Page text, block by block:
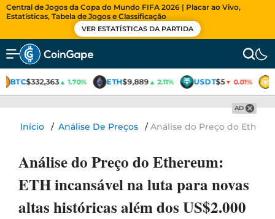
Central de Jogos da Copa do Mundo FIFA 2026 | Placar ao Vivo,
Estatísticas, Tabela de Jogos e Classificação
VER ESTATÍSTICAS DA PARTIDA
BTC$332,363▲ 1.70% ETH$9,889▲ 2.11% USDT$5▼ 0.01%
AD
Início / Análise De Preços /Análise do Preço do
Análise do Preço do Ethereum:
ETH incansável na luta para novas
altas históricas além dos US$2.000